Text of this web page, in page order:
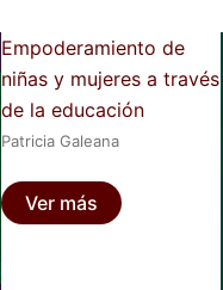
Empoderamiento de
niñas y mujeres a través
de la educación
Patricia Galeana
Ver más